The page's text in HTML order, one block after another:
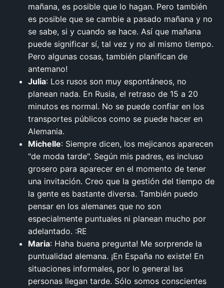
mañana, es posible que lo hagan. Pero también
es posible que se cambie a pasado mañana y no
se sabe, si y cuando se hace. Así que mañana
puede significar sí, tal vez y no al mismo tiempo.
Pero algunas cosas, también planifican de
antemano!
Julia: Los rusos son muy espontáneos, no
planean nada. En Rusia, el retraso de 15 a 20
minutos es normal. No se puede confiar en los
transportes públicos como se puede hacer en
Alemania.
Michelle: Siempre dicen, los mejicanos aparecen
"de moda tarde". Según mis padres, es incluso
grosero para aparecer en el momento de tener
una invitación. Creo que la gestión del tiempo de
la gente es bastante diversa. También puedo
pensar en los alemanes que no son
especialmente puntuales ni planean mucho por
adelantado. :RE
Maria: Haha buena pregunta! Me sorprende la
puntualidad alemana. ¡En España no existe! En
situaciones informales, por lo general las
personas llegan tarde. Sólo somos conscientes